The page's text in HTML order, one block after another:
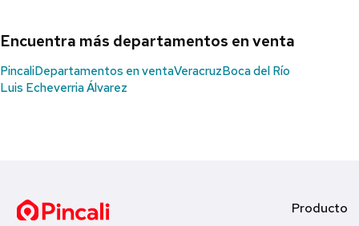
Encuentra más departamentos en venta
PincaliDepartamentos en ventaVeracruzBoca del Río
Luis Echeverria Álvarez
Producto